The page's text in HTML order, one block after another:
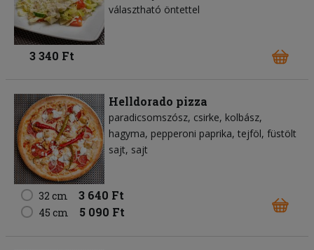
választható öntettel
3 340 Ft
Helldorado pizza
paradicsomszósz csirke kolbász
hagyma pepperoni paprika tejföl füstölt
sajt sajt
32 cm 3 640 Ft
45 cm 5 090 Ft